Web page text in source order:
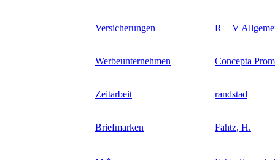
Versicherungen R + V
Werbeunternehmen Concepta
Zeitarbeit randstad
Briefmarken Fahtz, H.